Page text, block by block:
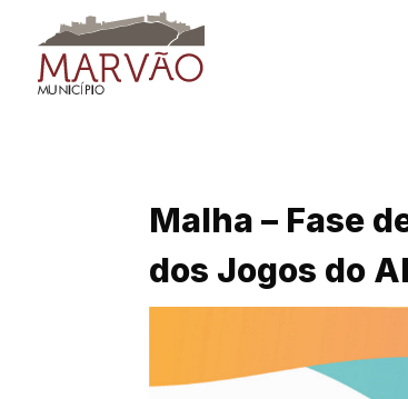
content
Malha – Fase
dos Jogos do